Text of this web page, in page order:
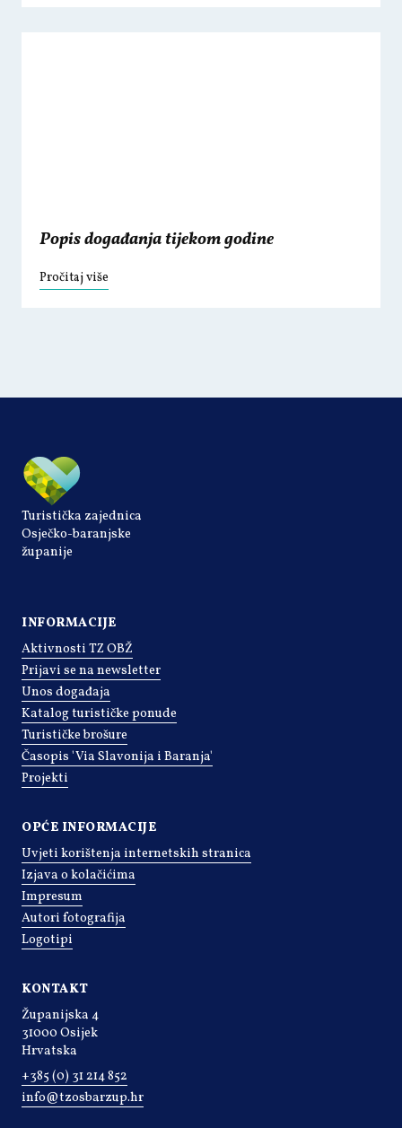
Popis događanja tijekom godine
Pročitaj više
Turistička zajednica
Osječko-baranjske
županije
INFORMACIJE
Aktivnosti TZ OBŽ
Prijavi se na newsletter
Unos događaja
Katalog turističke ponude
Turističke brošure
Časopis 'Via Slavonija i Baranja'
Projekti
OPĆE INFORMACIJE
Uvjeti korištenja internetskih stranica
Izjava o kolačićima
Impresum
Autori fotografija
Logotipi
KONTAKT
Županijska 4
31000 Osijek
Hrvatska
+385 (0) 31 214 852
info@tzosbarzup.hr